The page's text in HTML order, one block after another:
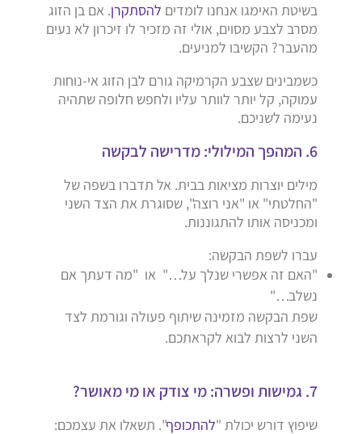
בשיטת האימגו אנחנו לומדים להסתקרן. אם בן הזוג
מסרב לצבע מסוים, אולי זה מזכיר לו זיכרון לא נעים
מהעבר? הקשיבו למניעים.
כשמבינים שצבע הקרמיקה גורם לבן הזוג אי-נוחות
עמוקה, קל יותר לוותר עליו ולחפש חלופה שתהיה
נעימה לשניכם.
6. המהפך המילולי: מדרישה לבקשה
מילים יוצרות מציאות בבית. אל תדברו בשפה של
"החלטתי" או "אני רוצה", שסוגרת את הצד השני
ומכניסה אותו להתגוננות.
עברו לשפת הבקשה:
"האם זה אפשרי שנלך על…" או "מה דעתך אם
נשלב…"
שפת הבקשה מזמינה שיתוף פעולה וגורמת לצד
השני לרצות לבוא לקראתכם.
7. גמישות ופשרה: מי צודק או מי מאושר?
שיפוץ דורש יכולת "להתכופף". תשאלו את עצמכם: